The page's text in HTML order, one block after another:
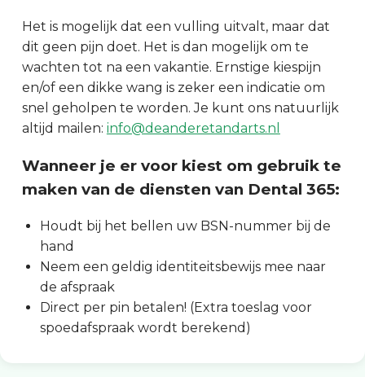
Het is mogelijk dat een vulling uitvalt, maar dat
dit geen pijn doet. Het is dan mogelijk om te
wachten tot na een vakantie. Ernstige kiespijn
en/of een dikke wang is zeker een indicatie om
snel geholpen te worden. Je kunt ons natuurlijk
altijd mailen: info@deanderetandarts.nl
Wanneer je er voor kiest om gebruik te
maken van de diensten van Dental 365:
Houdt bij het bellen uw BSN-nummer bij de
hand
Neem een geldig identiteitsbewijs mee naar
de afspraak
Direct per pin betalen! (Extra toeslag voor
spoedafspraak wordt berekend)